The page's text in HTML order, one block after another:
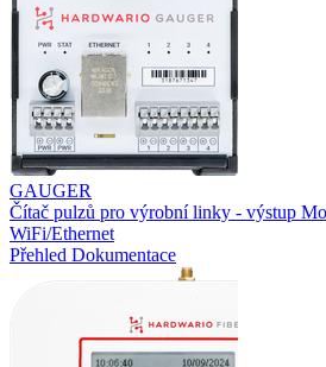
GAUGER
Čítač pulzů pro výrobní linky - výstup
WiFi/Ethernet
Přehled Dokumentace